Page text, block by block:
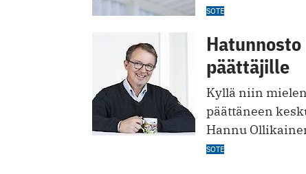
SOTE
päättäjille
Kyllä niin
päättäneen
Hannu
SOTE